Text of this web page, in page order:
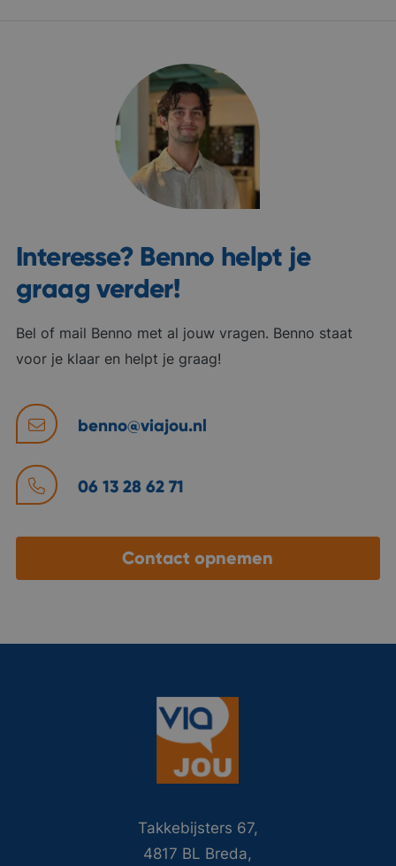
Interesse? Benno helpt je
graag verder!
Bel of mail Benno met al jouw vragen. Benno staat
voor je klaar en helpt je graag!
benno@viajou.nl
06 13 28 62 71
Contact opnemen
Takkebijsters 67,
4817 BL Breda,